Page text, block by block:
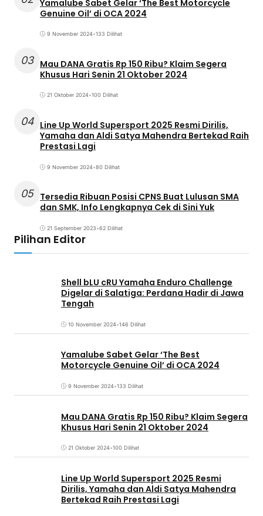
Yamalube Sabet Gelar ‘The Best Motorcycle
Genuine Oil’ di OCA 2024
9 November 2024•133 Dilihat
03 Mau DANA Gratis Rp 150 Ribu? Klaim Segera
Khusus Hari Senin 21 Oktober 2024
21 Oktober 2024•100 Dilihat
04 Line Up World Supersport 2025 Resmi Dirilis,
Yamaha dan Aldi Satya Mahendra Bertekad Raih
Prestasi Lagi
9 November 2024•80 Dilihat
05 Tersedia Ribuan Posisi CPNS Buat Lulusan SMA
dan SMK, Info Lengkapnya Cek di Sini Yuk
21 September 2023•62 Dilihat
Pilihan Editor
Shell bLU cRU Yamaha Enduro Challenge
Digelar di Salatiga: Perdana Hadir di Jawa
Tengah
10 November 2024•146 Dilihat
Yamalube Sabet Gelar ‘The Best
Motorcycle Genuine Oil’ di OCA 2024
9 November 2024•133 Dilihat
Mau DANA Gratis Rp 150 Ribu? Klaim Segera
Khusus Hari Senin 21 Oktober 2024
21 Oktober 2024•100 Dilihat
Line Up World Supersport 2025 Resmi
Dirilis, Yamaha dan Aldi Satya Mahendra
Bertekad Raih Prestasi Lagi